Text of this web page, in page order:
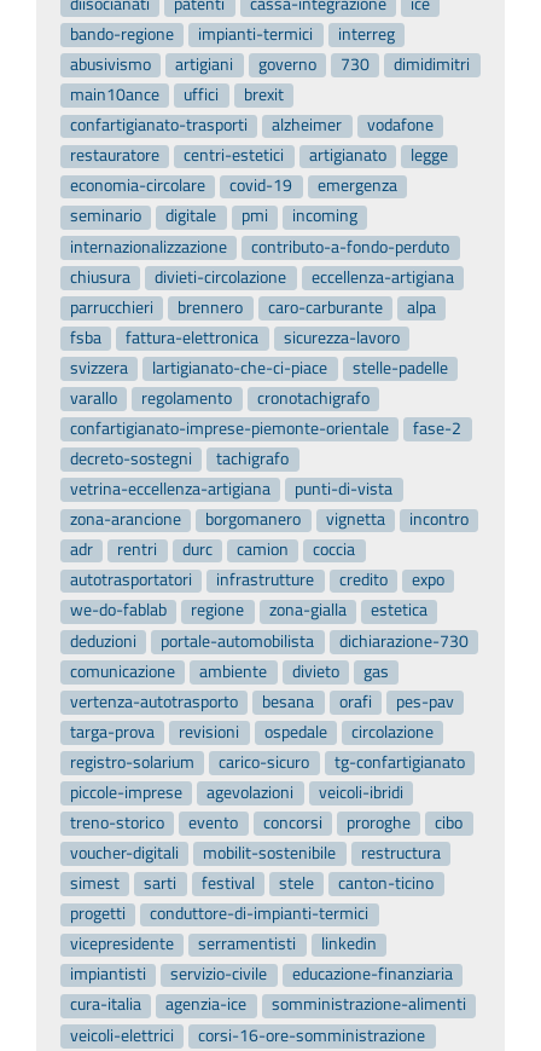
bando-regione
impianti-termici
interreg
abusivismo
artigiani governo 730
dimidimitri
main10ance
uffici
brexit
confartigianato-trasporti
alzheimer
vodafone
restauratore
centri-estetici artigianato
legge
economia-circolare
covid-19
emergenza
seminario
digitale pmi
incoming
internazionalizzazione
contributo-a-fondo-perduto
chiusura
divieti-circolazione
eccellenza-artigiana
parrucchieri
brennero caro-carburante
alpa
fsba
fattura-elettronica
sicurezza-lavoro
svizzera
lartigianato-che-ci-piace
stelle-padelle
varallo
regolamento
cronotachigrafo
confartigianato-imprese-piemonte-orientale
fase-2
decreto-sostegni
tachigrafo
vetrina-eccellenza-artigiana
punti-di-vista
zona-arancione
borgomanero vignetta
incontro
adr
rentri durc camion
coccia
autotrasportatori
infrastrutture credito
expo
we-do-fablab
regione zona-gialla
estetica
deduzioni
portale-automobilista
dichiarazione-730
comunicazione
ambiente divieto
gas
vertenza-autotrasporto
besana orafi
pes-pav
targa-prova
revisioni ospedale
circolazione
registro-solarium
carico-sicuro
tg-confartigianato
piccole-imprese
agevolazioni
veicoli-ibridi
treno-storico
evento concorsi proroghe
cibo
voucher-digitali
mobilit-sostenibile
restructura
simest
sarti festival stele
canton-ticino
progetti
conduttore-di-impianti-termici
vicepresidente
serramentisti
linkedin
impiantisti
servizio-civile
educazione-finanziaria
cura-italia
agenzia-ice
somministrazione-alimenti
veicoli-elettrici
corsi-16-ore-somministrazione